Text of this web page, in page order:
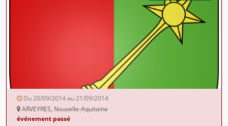
Du 20/09/2014 au 21/09/2014
ARVEYRES, Nouvelle-Aquitaine
événement passé